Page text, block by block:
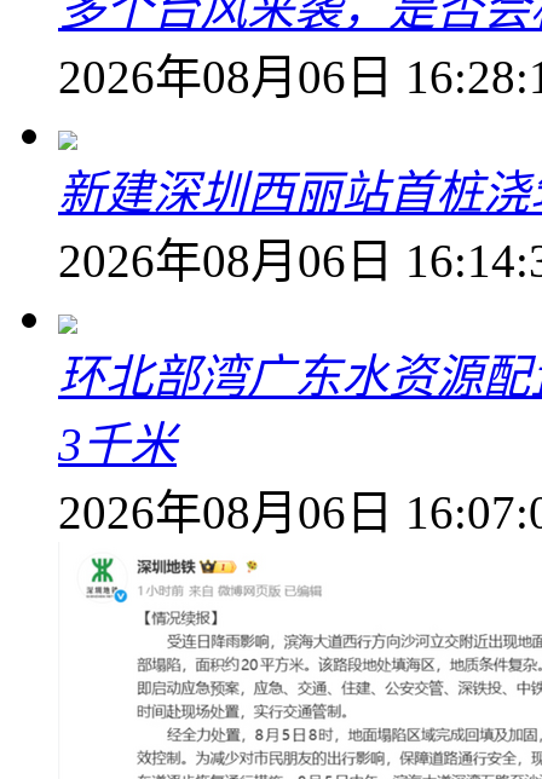
2026年08月06日
新建深圳西丽站首桩
2026年08月06日
环北部湾广东水资源
3千米
2026年08月06日